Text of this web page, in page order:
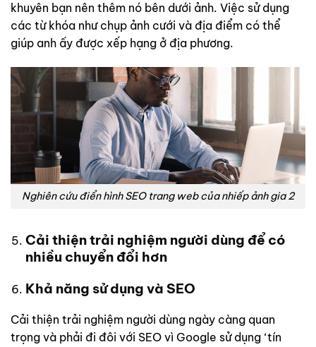
khuyên bạn nên thêm nó bên dưới ảnh. Việc sử dụng
các từ khóa như chụp ảnh cưới và địa điểm có thể
giúp anh ấy được xếp hạng ở địa phương.
Nghiên cứu điển hình SEO trang web của nhiếp ảnh gia 2
Cải thiện trải nghiệm người dùng để có
nhiều chuyển đổi hơn
Khả năng sử dụng và SEO
Cải thiện trải nghiệm người dùng ngày càng quan
trọng và phải đi đôi với SEO vì Google sử dụng ‘tín